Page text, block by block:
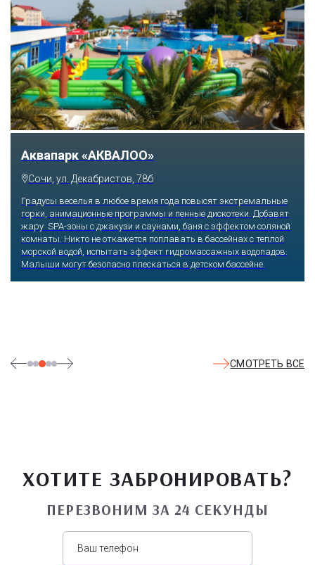
Тематический парк развлечений «Сочи
Парк»
Сочи, Олимпийский проспект, 21
Оказавшись здесь, словно попадаешь в сказку: встречаешь
любимых героев русского фольклора, получаешь возможность
сколько душе угодно кататься на аттракционах европейского
уровня. Гости участвуют в увлекательных квестах и творческих
СМОТРЕТЬ ВСЕ
ХОТИТЕ ЗАБРОНИРОВАТЬ?
ПЕРЕЗВОНИМ ЗА 24 СЕКУНДЫ